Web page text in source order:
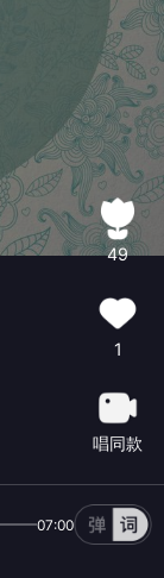
49
1
唱同款
07:00